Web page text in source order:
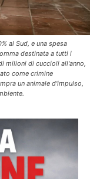
al Sud, e una spesa
destinata a tutti i
milioni di cuccioli all'anno,
come crimine
un animale d'impulso,